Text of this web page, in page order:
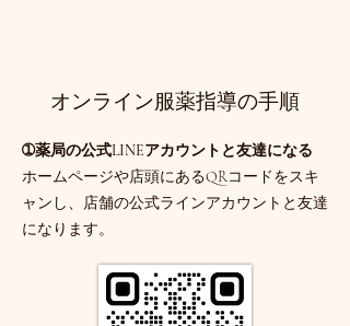
オンライン服薬指導の手順
➀薬局の公式LINEアカウントと友達になる​
ホームページや店頭にあるQRコードをスキ
ャンし、店舗の公式ラインアカウントと友達
になります。